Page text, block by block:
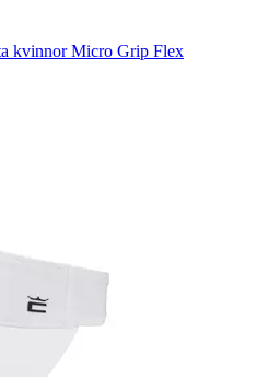
kvinnor Micro Grip Flex